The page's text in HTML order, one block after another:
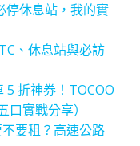
停休息站，我的實
、休息站與必訪
5 折神券！TOCOO
實戰分享）
要租？高速公路